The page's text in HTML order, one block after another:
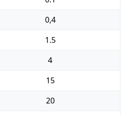
0,4
1.5
4
15
20